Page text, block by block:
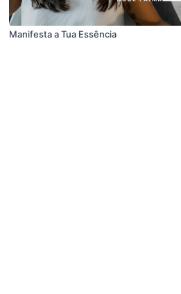
Manifesta a Tua Essência